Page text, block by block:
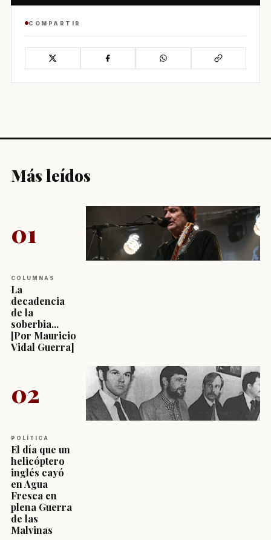
COMPARTIR
Más leídos
01
COLUMNAS
La
decadencia
de la
soberbia...
[Por Mauricio
Vidal Guerra]
02
POLÍTICA
El día que un
helicóptero
inglés cayó
en Agua
Fresca en
plena Guerra
de las
Malvinas